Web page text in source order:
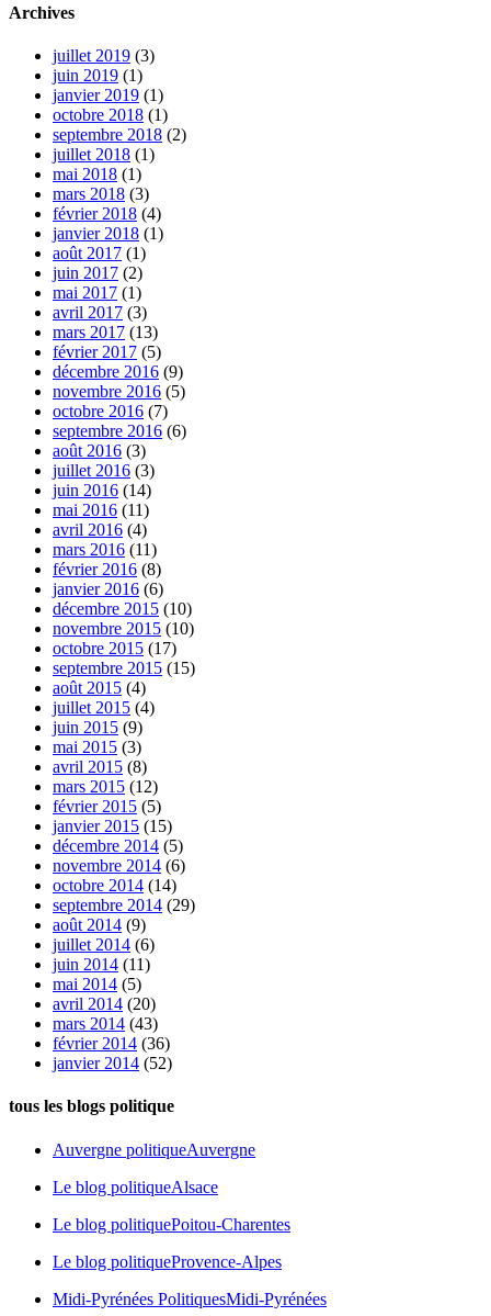
Archives
juillet 2019 (3)
juin 2019 (1)
janvier 2019 (1)
octobre 2018 (1)
septembre 2018 (2)
juillet 2018 (1)
mai 2018 (1)
mars 2018 (3)
février 2018 (4)
janvier 2018 (1)
août 2017 (1)
juin 2017 (2)
mai 2017 (1)
avril 2017 (3)
mars 2017 (13)
février 2017 (5)
décembre 2016 (9)
novembre 2016 (5)
octobre 2016 (7)
septembre 2016 (6)
août 2016 (3)
juillet 2016 (3)
juin 2016 (14)
mai 2016 (11)
avril 2016 (4)
mars 2016 (11)
février 2016 (8)
janvier 2016 (6)
décembre 2015 (10)
novembre 2015 (10)
octobre 2015 (17)
septembre 2015 (15)
août 2015 (4)
juillet 2015 (4)
juin 2015 (9)
mai 2015 (3)
avril 2015 (8)
mars 2015 (12)
février 2015 (5)
janvier 2015 (15)
décembre 2014 (5)
novembre 2014 (6)
octobre 2014 (14)
septembre 2014 (29)
août 2014 (9)
juillet 2014 (6)
juin 2014 (11)
mai 2014 (5)
avril 2014 (20)
mars 2014 (43)
février 2014 (36)
janvier 2014 (52)
tous les blogs politique
Auvergne politiqueAuvergne
Le blog politiqueAlsace
Le blog politiquePoitou-Charentes
Le blog politiqueProvence-Alpes
Midi-Pyrénées PolitiquesMidi-Pyrénées